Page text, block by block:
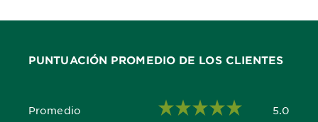
PUNTUACIÓN PROMEDIO DE LOS CLIENTES
Promedio
5.0 out of 5 stars 5.0